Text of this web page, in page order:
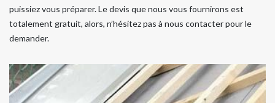
puissiez vous préparer. Le devis que nous vous fournirons est
totalement gratuit, alors, n’hésitez pas à nous contacter pour le
demander.